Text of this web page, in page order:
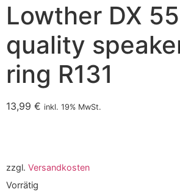
Lowther DX
quality
ring R131
13,99 € inkl. 19% MwSt.
zzgl. Versandkosten
Vorrätig